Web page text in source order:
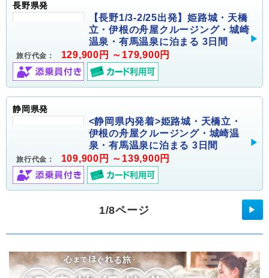
長野県発
【長野1/3-2/25出発】姫路城・天橋
立・伊根の舟屋クルージング・城崎
温泉・有馬温泉に泊まる 3日間
旅行代金： 129,900円 ～179,900円
静岡県発
<静岡県内発着>姫路城・天橋立・
伊根の舟屋クルージング・城崎温
泉・有馬温泉に泊まる 3日間
旅行代金： 109,900円 ～139,900円
1/8ページ ▶